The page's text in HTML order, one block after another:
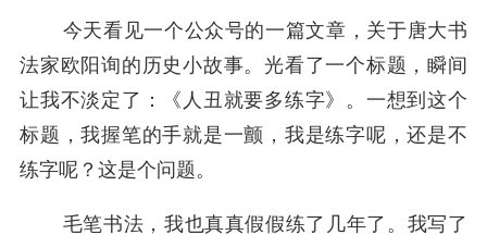
今天看见一个公众号的一篇文章，关于唐大书
法家欧阳询的历史小故事。光看了一个标题，瞬间
让我不淡定了：《人丑就要多练字》。一想到这个
标题，我握笔的手就是一颤，我是练字呢，还是不
练字呢？这是个问题。
毛笔书法，我也真真假假练了几年了。我写了